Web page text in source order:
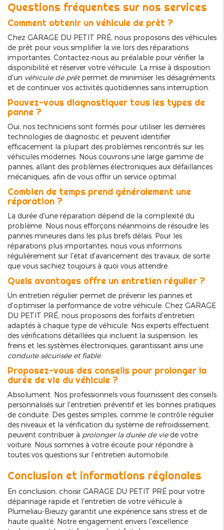
Questions fréquentes sur nos services
Comment obtenir un véhicule de prêt ?
Chez GARAGE DU PETIT PRÉ, nous proposons des véhicules
de prêt pour vous simplifier la vie lors des réparations
importantes. Contactez-nous au préalable pour vérifier la
disponibilité et réserver votre véhicule. La mise à disposition
d'un véhicule de prêtpermet de minimiser les désagréments
et de continuer vos activités quotidiennes sans interruption.
Pouvez-vous diagnostiquer tous les types de
panne ?
Oui, nos techniciens sont formés pour utiliser les dernières
technologies de diagnostic et peuvent identifier
efficacement la plupart des problèmes rencontrés sur les
véhicules modernes. Nous couvrons une large gamme de
pannes, allant des problèmes électroniques aux défaillances
mécaniques, afin de vous offrir un service optimal.
Combien de temps prend généralement une
réparation ?
La durée d'une réparation dépend de la complexité du
problème. Nous nous efforçons néanmoins de résoudre les
pannes mineures dans les plus brefs délais. Pour les
réparations plus importantes, nous vous informons
régulièrement sur l'état d'avancement des travaux, de sorte
que vous sachiez toujours à quoi vous attendre.
Quels avantages offre un entretien régulier ?
Un entretien régulier permet de prévenir les pannes et
d'optimiser la performance de votre véhicule. Chez GARAGE
DU PETIT PRÉ, nous proposons des forfaits d'entretien
adaptés à chaque type de véhicule. Nos experts effectuent
des vérifications détaillées qui incluent la suspension, les
freins et les systèmes électroniques, garantissant ainsi une
conduite sécurisée et fiable.
Proposez-vous des conseils pour prolonger la
durée de vie du véhicule ?
Absolument. Nos professionnels vous fournissent des conseils
personnalisés sur l'entretien préventif et les bonnes pratiques
de conduite. Des gestes simples, comme le contrôle régulier
des niveaux et la vérification du système de refroidissement,
peuvent contribuer à prolonger la durée de viede votre
voiture. Nous sommes à votre écoute pour répondre à
toutes vos questions sur l'entretien automobile.
Conclusion et informations régionales
En conclusion, choisir GARAGE DU PETIT PRÉ pour votre
dépannage rapide et l'entretien de votre véhicule à
Plumeliau-Bieuzy garantit une expérience sans stress et de
haute qualité. Notre engagement envers l'excellence